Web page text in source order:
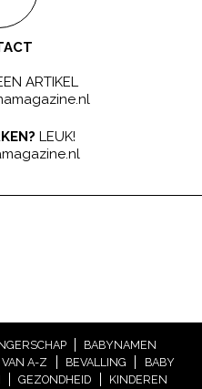
ARTIKEL
LEUK!
BABYNAMEN
A-Z BEVALLING
BABY
GEZONDHEID KINDEREN